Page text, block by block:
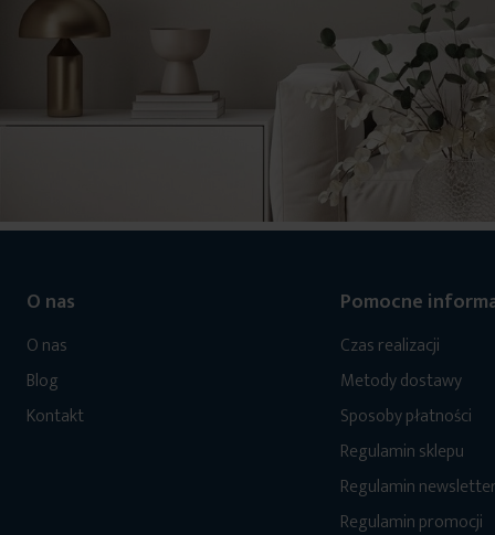
O nas
O nas
Blog
Kontakt
Pomocne
Czas realizacji
Metody dostawy
Sposoby płatności
Regulamin sklepu
Regulamin
Regulamin promocji